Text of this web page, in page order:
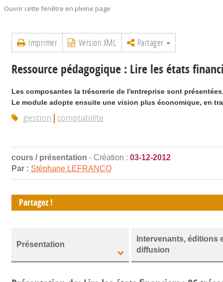
Ouvrir cette fenêtre en pleine page
Imprimer Version XML Partager
Ressource pédagogique : Lire les états
Les composantes la trésorerie de l'entreprise sont
Le module adopte ensuite une vision plus économique, en
gestion comptabilite
cours / présentation - Création : 03-12-2012
Par : Stéphane LEFRANCQ
Partagez !
Présentation
Intervenants, éditions
diffusion